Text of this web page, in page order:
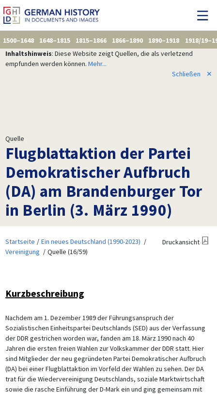
1500–1648 1648–1815 1815–1866 1866–1890 1890–1918
1918/
Inhaltshinweis: Diese Website zeigt Quellen, die als verletzend
empfunden werden können. Mehr...
Schließen
✕
Quelle
Flugblattaktion der Partei
Demokratischer Aufbruch
(DA) am Brandenburger Tor
in Berlin (3. März 1990)
Startseite
Ein neues Deutschland (1990-2023)
Vereinigung
Quelle (16/59)
Druckansicht
Kurzbeschreibung
Nachdem am 1. Dezember 1989 der Führungsanspruch der
Sozialistischen Einheitspartei Deutschlands (SED) aus der Verfassung
der DDR gestrichen worden war, fanden am 18. März 1990 nach 40
Jahren die ersten freien Wahlen zur Volkskammer der DDR statt. Hier
sind Mitglieder der neu gegründeten Partei Demokratischer Aufbruch
(DA) bei einer Flugblattaktion im Vorfeld der Wahlen zu sehen. Der DA
trat für die Wiedervereinigung Deutschlands, soziale Marktwirtschaft
sowie die rasche Einführung der D-Mark ein und ging gemeinsam mit